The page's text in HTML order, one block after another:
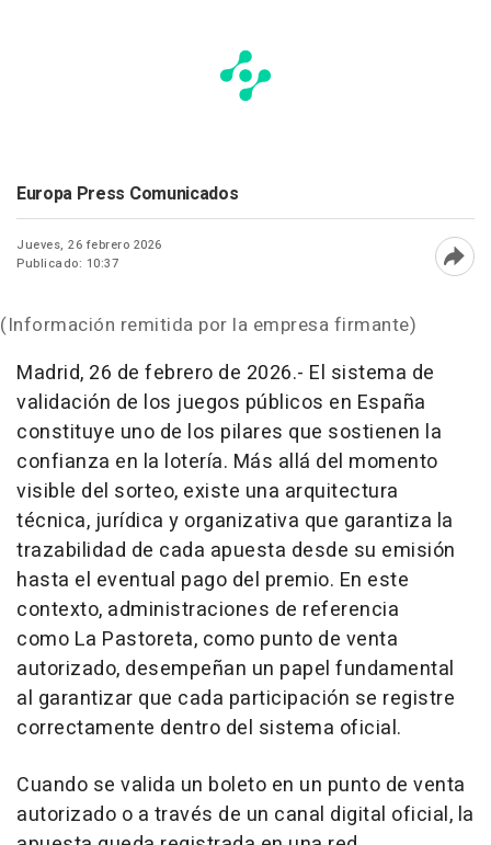
Europa Press Comunicados
Jueves, 26 febrero 2026
Publicado: 10:37
(Información remitida por la empresa firmante)
Madrid, 26 de febrero de 2026.- El sistema de
validación de los juegos públicos en España
constituye uno de los pilares que sostienen la
confianza en la lotería. Más allá del momento
visible del sorteo, existe una arquitectura
técnica, jurídica y organizativa que garantiza la
trazabilidad de cada apuesta desde su emisión
hasta el eventual pago del premio. En este
contexto, administraciones de referencia
como La Pastoreta, como punto de venta
autorizado, desempeñan un papel fundamental
al garantizar que cada participación se registre
correctamente dentro del sistema oficial.
Cuando se valida un boleto en un punto de venta
autorizado o a través de un canal digital oficial, la